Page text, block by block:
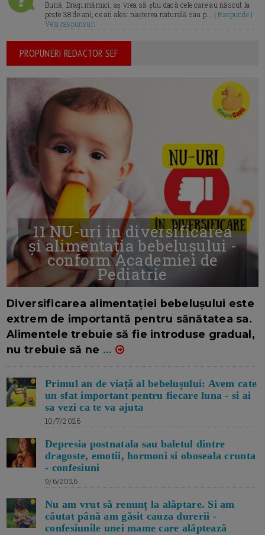
Bună, Dragi mămici, aș vrea să știu dacă cele care au născut la
peste 38 de ani, ce ați ales: nașterea naturală sau p... |Raspunde |
Vezi raspunsuri
PROPUNERI REDACTOR SEF
11 NU-uri in diversificarea
și alimentația bebelușului -
conform Academiei de
Pediatrie
Diversificarea alimentației bebelușului este
extrem de importantă pentru sănătatea sa.
Alimentele trebuie să fie introduse gradual,
nu trebuie să ne ...
Primul an de viață al bebelușului: Avem cate
un sfat important pentru fiecare luna - si ai
sa vezi ca te va ajuta
10/7/2026
Depresia postnatala sau baletul dintre
dragoste, emotii, hormoni si oboseala crunta
- confesiuni
9/6/2026
Nu am vrut să renunț la alăptare. Si am
căutat până am găsit cauza durerii -
confesiunile unei mame care alăptează